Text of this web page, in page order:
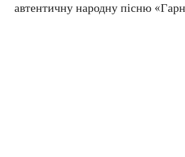
автентичну народну пісню